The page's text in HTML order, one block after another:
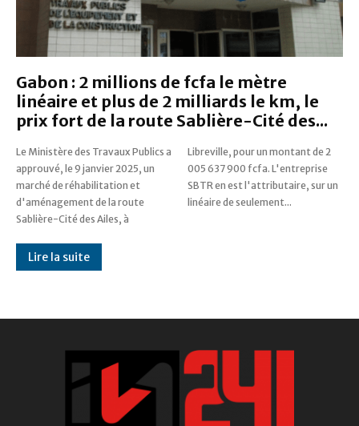
Gabon : 2 millions de fcfa le mètre
linéaire et plus de 2 milliards le km, le
prix fort de la route Sablière-Cité des...
Le Ministère des Travaux Publics a
approuvé, le 9 janvier 2025, un
marché de réhabilitation et
d'aménagement de la route
Sablière-Cité des Ailes, à
Libreville, pour un montant de 2
005 637 900 fcfa. L'entreprise
SBTR en est l'attributaire, sur un
linéaire de seulement...
Lire la suite